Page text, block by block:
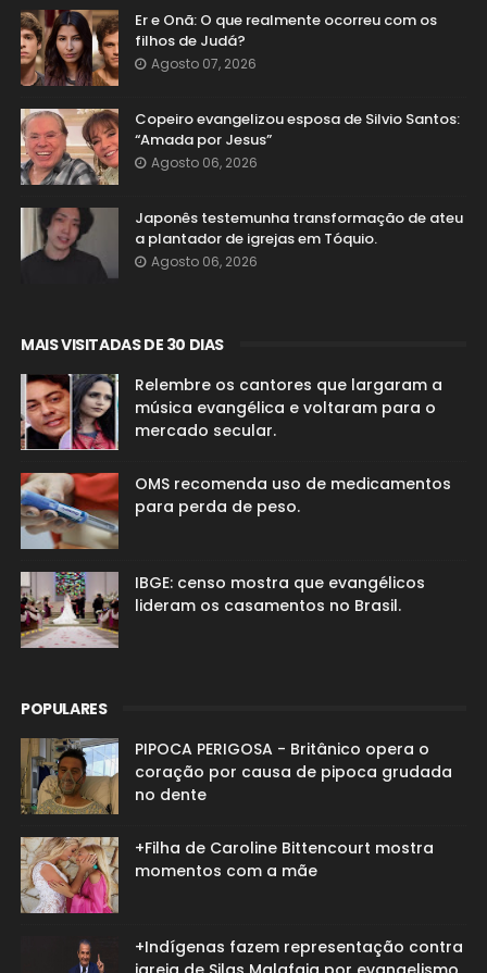
Er e Onã: O que realmente ocorreu com os
filhos de Judá?
Agosto 07, 2026
Copeiro evangelizou esposa de Silvio Santos:
“Amada por Jesus”
Agosto 06, 2026
Japonês testemunha transformação de ateu
a plantador de igrejas em Tóquio.
Agosto 06, 2026
MAIS VISITADAS DE 30 DIAS
Relembre os cantores que largaram a
música evangélica e voltaram para o
mercado secular.
OMS recomenda uso de medicamentos
para perda de peso.
IBGE: censo mostra que evangélicos
lideram os casamentos no Brasil.
POPULARES
PIPOCA PERIGOSA - Britânico opera o
coração por causa de pipoca grudada
no dente
+Filha de Caroline Bittencourt mostra
momentos com a mãe
+Indígenas fazem representação contra